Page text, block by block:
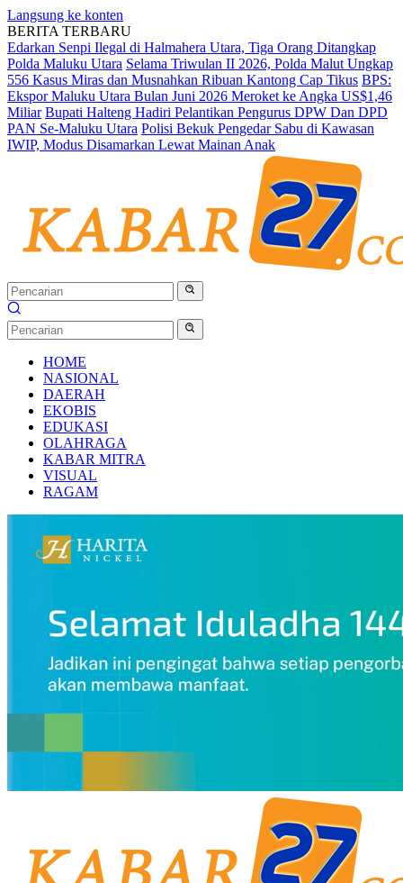
Langsung ke konten
BERITA TERBARU
Edarkan Senpi Ilegal di Halmahera Utara, Tiga Orang Ditangkap
Polda Maluku Utara Selama Triwulan II 2026, Polda Malut Ungkap
556 Kasus Miras dan Musnahkan Ribuan Kantong Cap Tikus BPS:
Ekspor Maluku Utara Bulan Juni 2026 Meroket ke Angka US$1,46
Miliar Bupati Halteng Hadiri Pelantikan Pengurus DPW Dan DPD
PAN Se-Maluku Utara Polisi Bekuk Pengedar Sabu di Kawasan
IWIP, Modus Disamarkan Lewat Mainan Anak
HOME
NASIONAL
DAERAH
EKOBIS
EDUKASI
OLAHRAGA
KABAR MITRA
VISUAL
RAGAM